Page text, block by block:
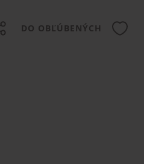
DO OBĽÚBENÝCH